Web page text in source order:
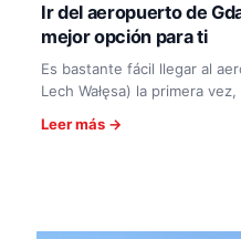
Ir del aeropuerto de
mejor opción para ti
Es bastante fácil llegar al
Lech Wałęsa) la primera
Leer más →